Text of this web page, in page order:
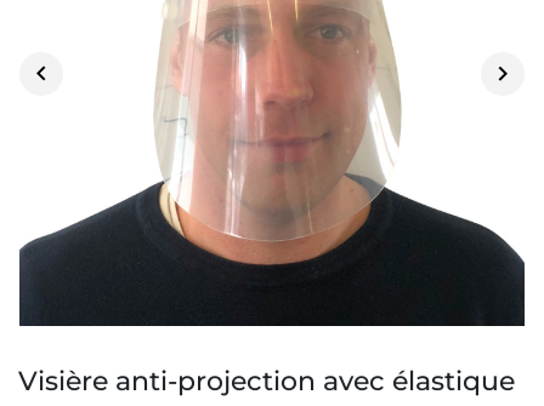
 
Visière anti-projection avec élastique